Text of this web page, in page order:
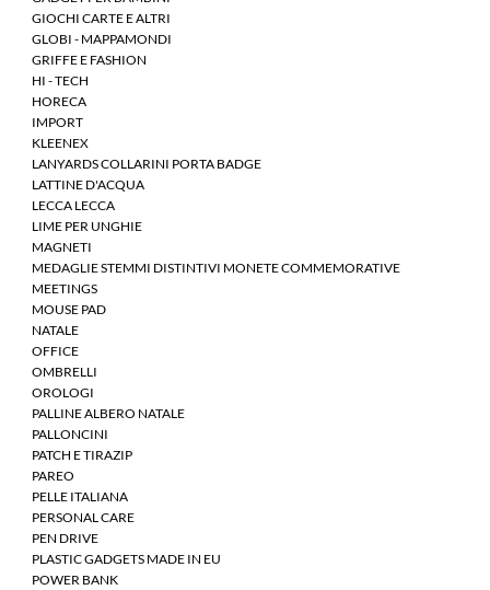
GIOCHI CARTE E ALTRI
GLOBI - MAPPAMONDI
GRIFFE E FASHION
HI - TECH
HORECA
IMPORT
KLEENEX
LANYARDS COLLARINI PORTA BADGE
LATTINE D'ACQUA
LECCA LECCA
LIME PER UNGHIE
MAGNETI
MEDAGLIE STEMMI DISTINTIVI MONETE COMMEMORATIVE
MEETINGS
MOUSE PAD
NATALE
OFFICE
OMBRELLI
OROLOGI
PALLINE ALBERO NATALE
PALLONCINI
PATCH E TIRAZIP
PAREO
PELLE ITALIANA
PERSONAL CARE
PEN DRIVE
PLASTIC GADGETS MADE IN EU
POWER BANK